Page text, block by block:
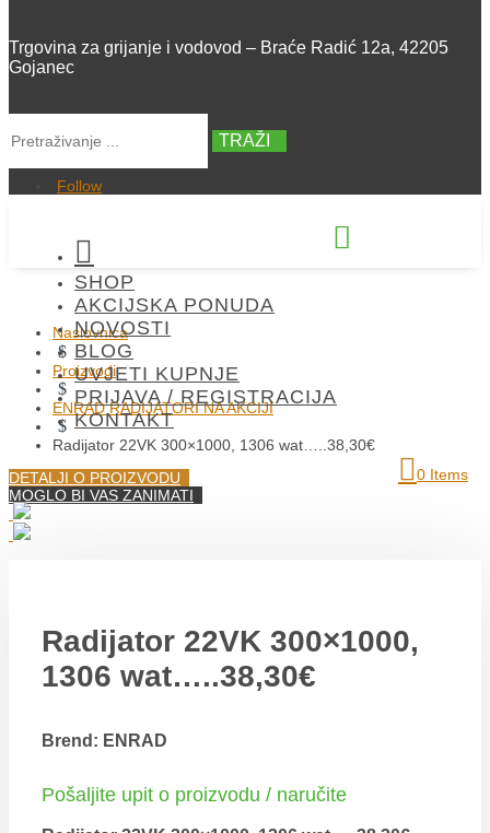
Trgovina za grijanje i vodovod – Braće Radić 12a, 42205
Gojanec
TRAŽI
Follow


SHOP
AKCIJSKA PONUDA
NOVOSTI
BLOG
UVJETI KUPNJE
PRIJAVA / REGISTRACIJA
KONTAKT
0 Items
Naslovnica
$
Proizvodi
$
ENRAD RADIJATORI NA AKCIJI
$
Radijator 22VK 300×1000, 1306 wat…..38,30€
DETALJI O PROIZVODU
MOGLO BI VAS ZANIMATI
Radijator 22VK 300×1000,
1306 wat…..38,30€
Brend: ENRAD
Pošaljite upit o proizvodu / naručite